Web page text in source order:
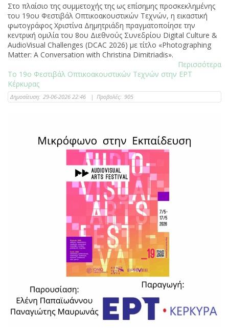
Στο πλαίσιο της συμμετοχής της ως επίσημης προσκεκλημένης
του 19ου Φεστιβάλ Οπτικοακουστικών Τεχνών, η εικαστική
φωτογράφος Χριστίνα Δημητριάδη πραγματοποίησε την
κεντρική ομιλία του 8ου Διεθνούς Συνεδρίου Digital Culture &
AudioVisual Challenges (DCAC 2026) με τίτλο «Photographing
Matter: A Conversation with Christina Dimitriadis».
Περισσότερα
Το 19ο Φεστιβάλ Οπτικοακουστικών Τεχνών στην ΕΡΤ
Κέρκυρας
Δημοσίευση: 29-06-2026 22:46 | Προβολές: 905